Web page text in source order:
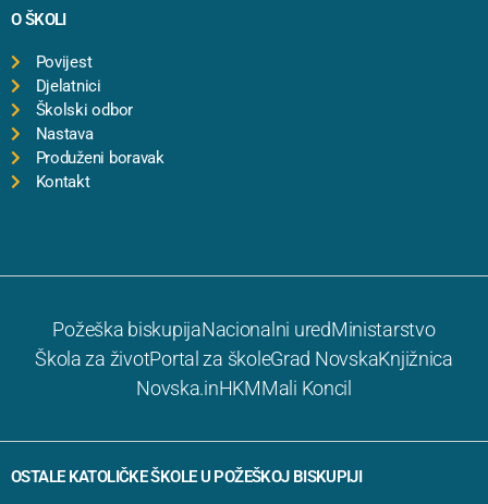
O ŠKOLI
Povijest
Djelatnici
Školski odbor
Nastava
Produženi boravak
Kontakt
Požeška biskupijaNacionalni uredMinistarstvo
Škola za životPortal za školeGrad NovskaKnjižnica
Novska.inHKMMali Koncil
OSTALE KATOLIČKE ŠKOLE U POŽEŠKOJ BISKUPIJI